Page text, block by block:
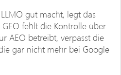
gut macht, legt das
fehlt die Kontrolle über
AEO betreibt, verpasst die
gar nicht mehr bei Google